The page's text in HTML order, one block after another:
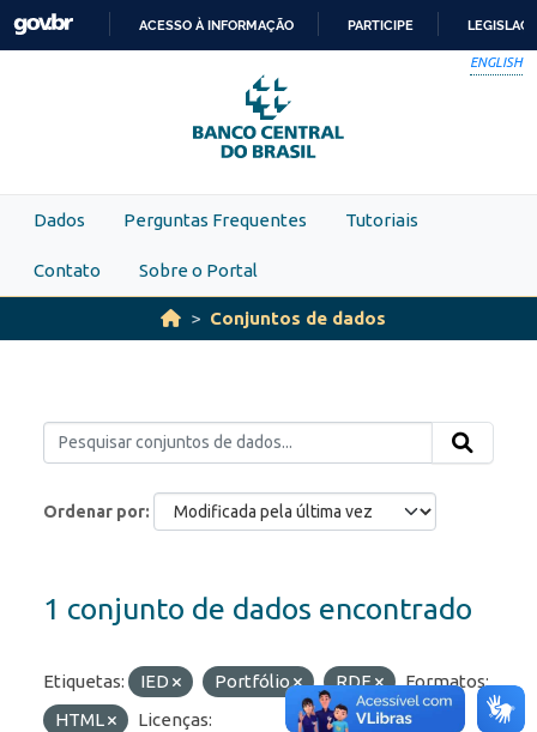
Skip to main content
PARA
O
CONTEÚDO
ACESSO À INFORMAÇÃO PARTICIPE
ENGLISH
Dados Perguntas Frequentes Tutoriais
Contato Sobre o Portal
Conjuntos de dados
Ordenar por
1 conjunto de dados encontrado
Etiquetas: IED Portfólio RDE
Formatos:
HTML
Licenças: